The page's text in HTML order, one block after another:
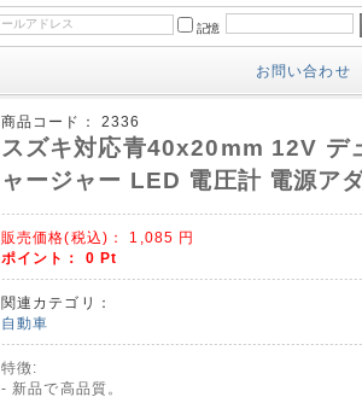
記憶
お問い合わせ
商品コード： 2336
スズキ対応青40x20mm 12V デ
ャージャー LED 電圧計 電源ア
販売価格(税込)： 1,085 円
ポイント： 0Pt
関連カテゴリ：
自動車
特徴:
- 新品で高品質。